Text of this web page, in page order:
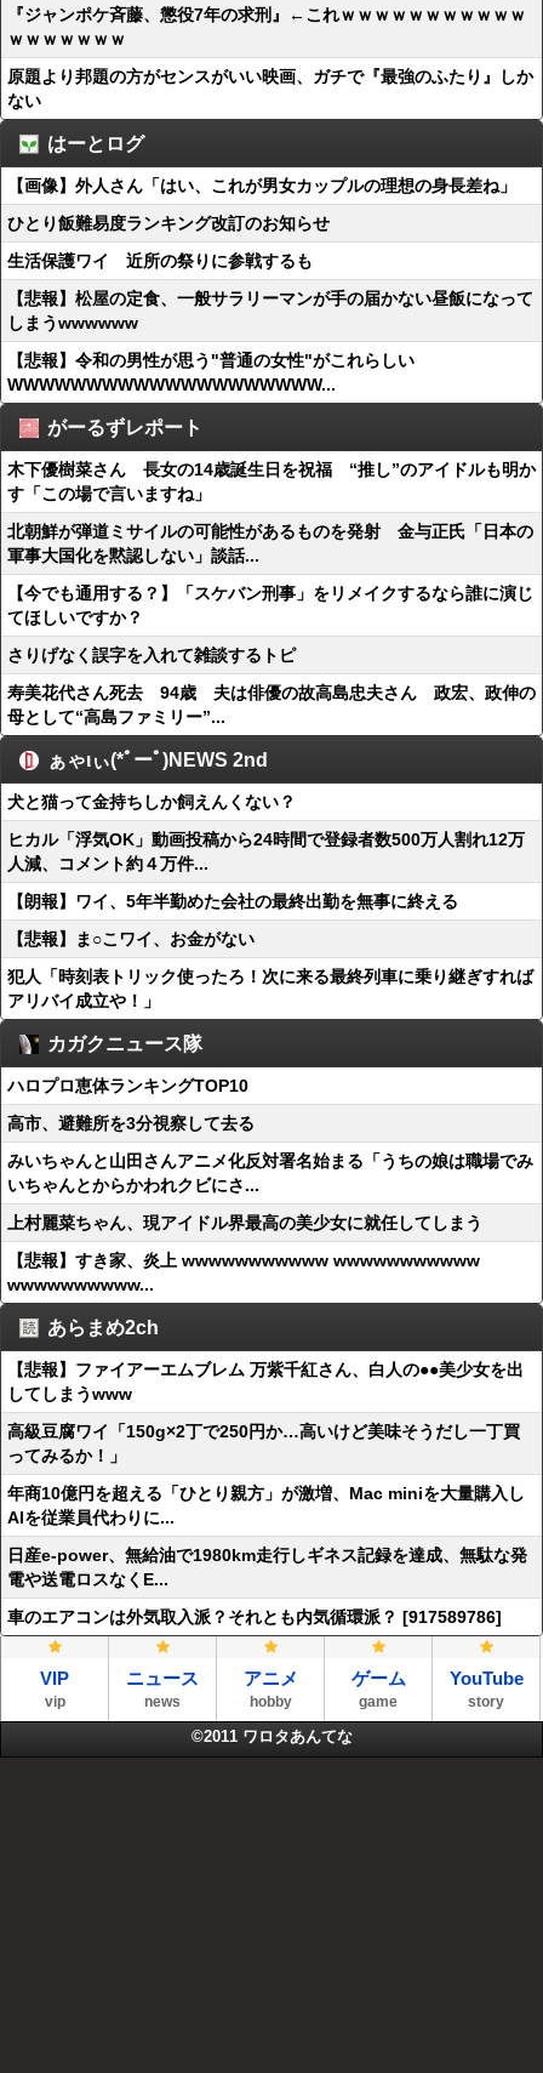
『ジャンポケ斉藤、懲役7年の求刑』←これｗｗｗｗｗｗｗｗｗｗｗ
ｗｗｗｗｗｗｗ
原題より邦題の方がセンスがいい映画、ガチで『最強のふたり』しか
ない
はーとログ
【画像】外人さん「はい、これが男女カップルの理想の身長差ね」
ひとり飯難易度ランキング改訂のお知らせ
生活保護ワイ 近所の祭りに参戦するも
【悲報】松屋の定食、一般サラリーマンが手の届かない昼飯になって
しまうwwwwww
【悲報】令和の男性が思う"普通の女性"がこれらしい
WWWWWWWWWWWWWWWWWWWW...
がーるずレポート
木下優樹菜さん 長女の14歳誕生日を祝福 “推し”のアイドルも明か
す「この場で言いますね」
北朝鮮が弾道ミサイルの可能性があるものを発射 金与正氏「日本の
軍事大国化を黙認しない」談話...
【今でも通用する？】「スケバン刑事」をリメイクするなら誰に演じ
てほしいですか？
さりげなく誤字を入れて雑談するトピ
寿美花代さん死去 94歳 夫は俳優の故高島忠夫さん 政宏、政伸の
母として“高島ファミリー”...
ぁゃιぃ(*ﾟーﾟ)NEWS 2nd
犬と猫って金持ちしか飼えんくない？
ヒカル「浮気OK」動画投稿から24時間で登録者数500万人割れ12万
人減、コメント約４万件...
【朗報】ワイ、5年半勤めた会社の最終出勤を無事に終える
【悲報】ま○こワイ、お金がない
犯人「時刻表トリック使ったろ！次に来る最終列車に乗り継ぎすれば
アリバイ成立や！」
カガクニュース隊
ハロプロ恵体ランキングTOP10
高市、避難所を3分視察して去る
みいちゃんと山田さんアニメ化反対署名始まる「うちの娘は職場でみ
いちゃんとからかわれクビにさ...
上村麗菜ちゃん、現アイドル界最高の美少女に就任してしまう
【悲報】すき家、炎上 wwwwwwwwwww wwwwwwwwwww
wwwwwwwwww...
あらまめ2ch
【悲報】ファイアーエムブレム 万紫千紅さん、白人の●●美少女を出
してしまうwww
高級豆腐ワイ「150g×2丁で250円か…高いけど美味そうだし一丁買
ってみるか！」
年商10億円を超える「ひとり親方」が激増、Mac miniを大量購入し
AIを従業員代わりに...
日産e-power、無給油で1980km走行しギネス記録を達成、無駄な発
電や送電ロスなくE...
車のエアコンは外気取入派？それとも内気循環派？ [917589786]
VIP
vip
ニュース
news
アニメ
hobby
ゲーム
game
YouTube
story
©2011 ワロタあんてな